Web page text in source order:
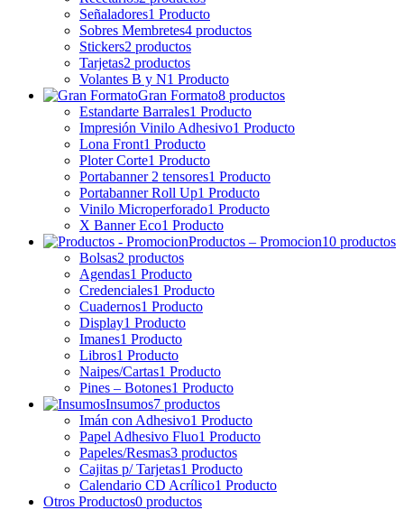
Señaladores1 Producto
Sobres Membretes4 productos
Stickers2 productos
Tarjetas2 productos
Volantes B y N1 Producto
Gran Formato8 productos
Estandarte Barrales1 Producto
Impresión Vinilo Adhesivo1 Producto
Lona Front1 Producto
Ploter Corte1 Producto
Portabanner 2 tensores1 Producto
Portabanner Roll Up1 Producto
Vinilo Microperforado1 Producto
X Banner Eco1 Producto
Productos – Promocion10 productos
Bolsas2 productos
Agendas1 Producto
Credenciales1 Producto
Cuadernos1 Producto
Display1 Producto
Imanes1 Producto
Libros1 Producto
Naipes/Cartas1 Producto
Pines – Botones1 Producto
Insumos7 productos
Imán con Adhesivo1 Producto
Papel Adhesivo Fluo1 Producto
Papeles/Resmas3 productos
Cajitas p/ Tarjetas1 Producto
Calendario CD Acrílico1 Producto
Otros Productos0 productos